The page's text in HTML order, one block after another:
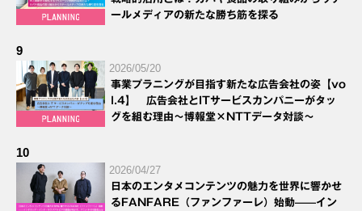
ールメディアの新たな勝ち筋を探る
9
2026/05/20
事業プラニングが目指す新たな広告会社の姿【vo
l.4】 広告会社とITサービスカンパニーがタッ
グを組む理由～博報堂×NTTデータ対談～
10
2026/04/27
日本のエンタメコンテンツの魅力を世界に響かせ
るFANFARE（ファンファーレ）始動——イン